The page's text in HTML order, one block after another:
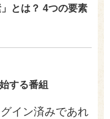
とは？ 4つの要素
する番組
イン済みであれ